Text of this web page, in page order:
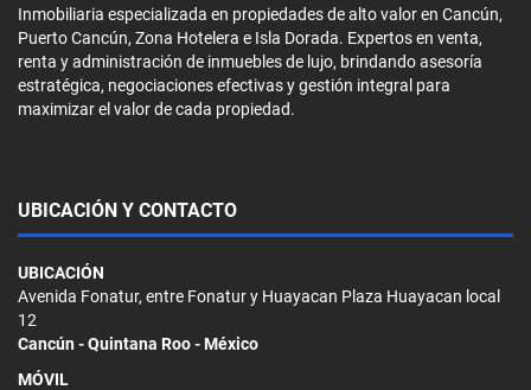
Inmobiliaria especializada en propiedades de alto valor en Cancún,
Puerto Cancún, Zona Hotelera e Isla Dorada. Expertos en venta,
renta y administración de inmuebles de lujo, brindando asesoría
estratégica, negociaciones efectivas y gestión integral para
maximizar el valor de cada propiedad.
UBICACIÓN Y CONTACTO
UBICACIÓN
Avenida Fonatur, entre Fonatur y Huayacan Plaza Huayacan local
12
Cancún - Quintana Roo - México
MÓVIL